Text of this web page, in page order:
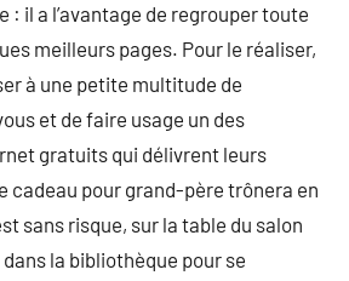
: il a l’avantage de regrouper toute
meilleurs pages. Pour le réaliser,
à une petite multitude de
et de faire usage un des
gratuits qui délivrent leurs
cadeau pour grand-père trônera en
sans risque, sur la table du salon
la bibliothèque pour se